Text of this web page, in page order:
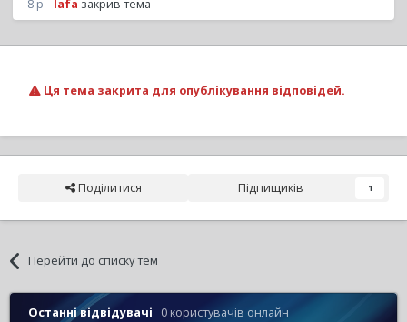
8 р lafa закрив тема
Ця тема закрита для опублікування відповідей.
Поділитися Підпищиків 1
Перейти до списку тем
Останні відвідувачі 0 користувачів онлайн